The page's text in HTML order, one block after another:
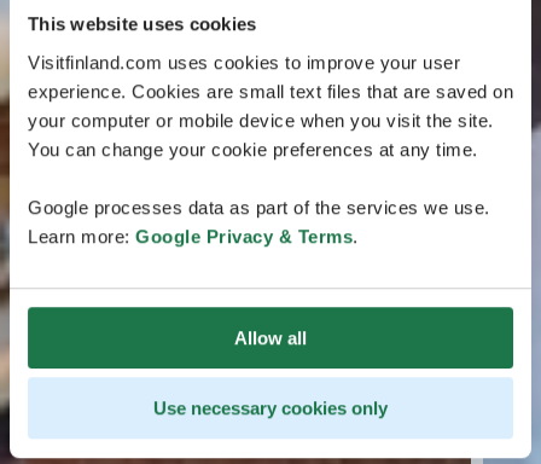
This website uses cookies
Visitfinland.com uses cookies to improve your user
experience. Cookies are small text files that are saved on
your computer or mobile device when you visit the site.
You can change your cookie preferences at any time.
Google processes data as part of the services we use.
Learn more: Google Privacy & Terms.
Allow all
Use necessary cookies only